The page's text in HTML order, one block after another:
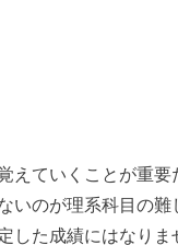
えていくことが重要
いのが理系科目の難
した成績にはなりま